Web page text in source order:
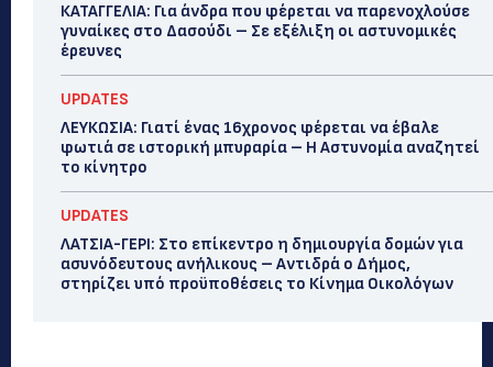
ΚΑΤΑΓΓΕΛΙΑ: Για άνδρα που φέρεται να παρενοχλούσε
γυναίκες στο Δασούδι – Σε εξέλιξη οι αστυνομικές
έρευνες
UPDATES
ΛΕΥΚΩΣΙΑ: Γιατί ένας 16χρονος φέρεται να έβαλε
φωτιά σε ιστορική μπυραρία – Η Αστυνομία αναζητεί
το κίνητρο
UPDATES
ΛΑΤΣΙΑ-ΓΕΡΙ: Στο επίκεντρο η δημιουργία δομών για
ασυνόδευτους ανήλικους – Αντιδρά ο Δήμος,
στηρίζει υπό προϋποθέσεις το Κίνημα Οικολόγων